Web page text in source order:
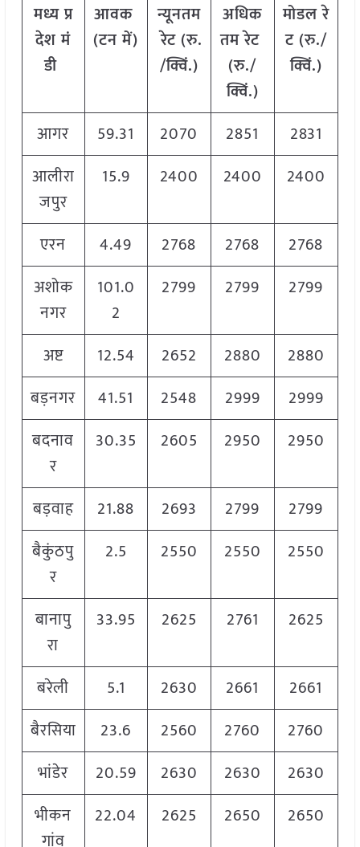
मध्यप्र
देश मं
डी
आवक
(टन में)
न्यूनतम
रेट(रु.
/क्विं.)
अधिक
तमरेट
(रु./
क्विं.)
मोडलरे
ट (रु./
क्विं.)
आगर 59.31 2070 2851
2831
आलीरा
जपुर
15.9 2400 2400 2400
एरन 4.49 2768 2768
2768
अशोक
नगर
101.0
2
2799 2799 2799
अष्ट 12.54 2652 2880
2880
बड़नगर
41.51 2548 2999
2999
बदनाव
र
30.35 2605 2950 2950
बड़वाह 21.88 2693 2799
2799
बैकुंठपु
र
2.5 2550 2550 2550
बानापु
रा
33.95 2625 2761 2625
बरेली 5.1 2630 2661
2661
बैरसिया
23.6 2560 2760
2760
भांडेर
20.59 2630 2630
2630
भीकन
22.04 2625 2650 2650